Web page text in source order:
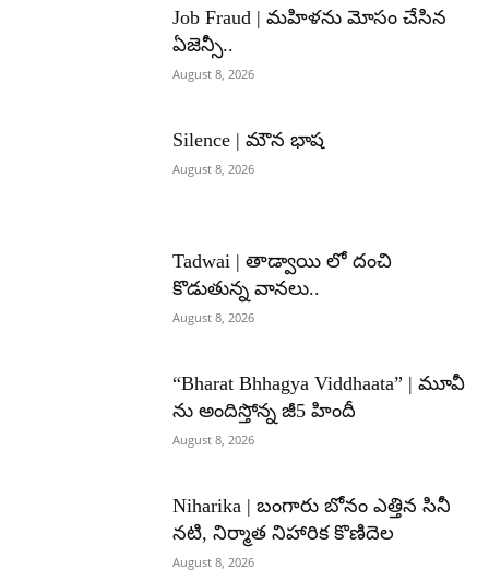
Job Fraud | మహిళను మోసం చేసిన
ఏజెన్సీ..
August 8, 2026
Silence | మౌన భాష
August 8, 2026
Tadwai | తాడ్వాయి లో దంచి
కొడుతున్న వానలు..
August 8, 2026
“Bharat Bhhagya Viddhaata” | మూవీ
ను అందిస్తోన్న జీ5 హిందీ
August 8, 2026
Niharika | బంగారు బోనం ఎత్తిన సినీ
నటి, నిర్మాత నిహారిక కొణిదెల
August 8, 2026